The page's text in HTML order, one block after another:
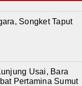
Songket Taput
Usai, Bara
Pertamina Sumut